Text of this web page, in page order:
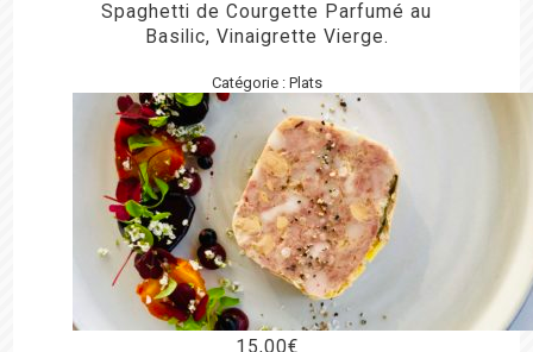
Spaghetti de Courgette Parfumé au
Basilic, Vinaigrette Vierge.
Catégorie : Plats
15,00€